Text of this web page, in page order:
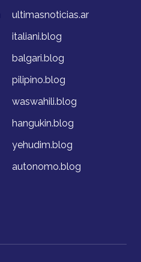
ultimasnoticias.ar
italiani.blog
balgari.blog
pilipino.blog
waswahili.blog
hangukin.blog
yehudim.blog
autonomo.blog